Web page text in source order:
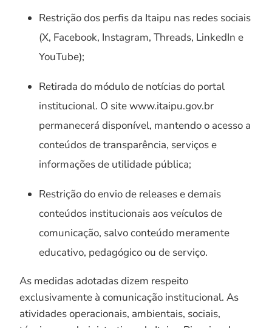
Restrição dos perfis da Itaipu nas redes sociais
(X, Facebook, Instagram, Threads, LinkedIn e
YouTube);
Retirada do módulo de notícias do portal
institucional. O site www.itaipu.gov.br
permanecerá disponível, mantendo o acesso a
conteúdos de transparência, serviços e
informações de utilidade pública;
Restrição do envio de releases e demais
conteúdos institucionais aos veículos de
comunicação, salvo conteúdo meramente
educativo, pedagógico ou de serviço.
As medidas adotadas dizem respeito
exclusivamente à comunicação institucional. As
atividades operacionais, ambientais, sociais,